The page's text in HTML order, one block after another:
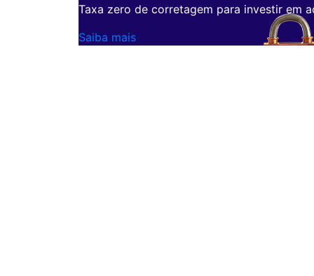
Taxa zero de corretagem para investir em
Saiba mais